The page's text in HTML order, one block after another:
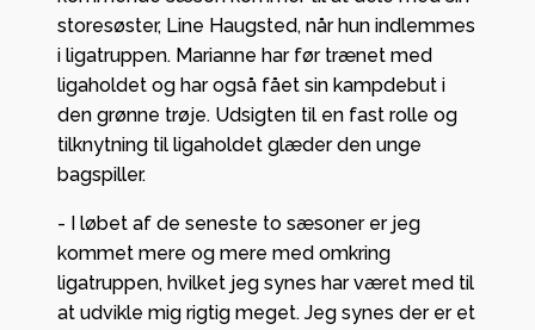
storesøster, Line Haugsted, når hun indlemmes
i ligatruppen. Marianne har før trænet med
ligaholdet og har også fået sin kampdebut i
den grønne trøje. Udsigten til en fast rolle og
tilknytning til ligaholdet glæder den unge
bagspiller.
- I løbet af de seneste to sæsoner er jeg
kommet mere og mere med omkring
ligatruppen, hvilket jeg synes har været med til
at udvikle mig rigtig meget. Jeg synes der er et